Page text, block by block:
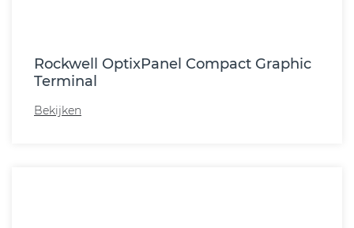
Rockwell OptixPanel Compact Graphic
Terminal
Bekijken